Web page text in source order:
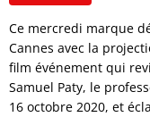
Ce mercredi marque
Cannes avec la
film événement qui
Samuel Paty, le
16 octobre 2020, et